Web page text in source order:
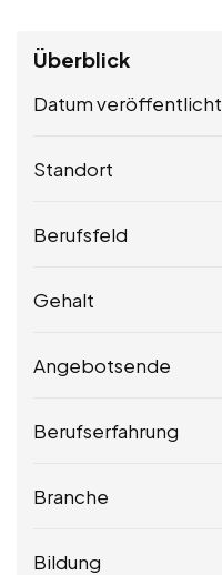
Überblick
Datum veröffentlicht
Standort
Berufsfeld
Gehalt
Angebotsende
Berufserfahrung
Branche
Bildung